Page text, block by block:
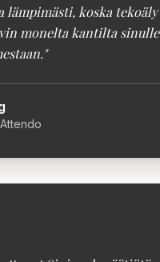
lämpimästi, koska tekoäly
monelta kantilta sinulle
"